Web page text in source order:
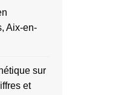
Aix-en-
sur
et